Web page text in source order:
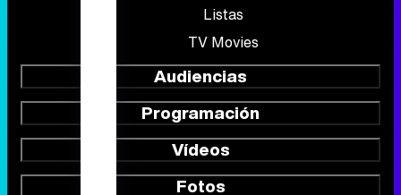
Listas
TV Movies
Audiencias
Programación
Vídeos
Fotos